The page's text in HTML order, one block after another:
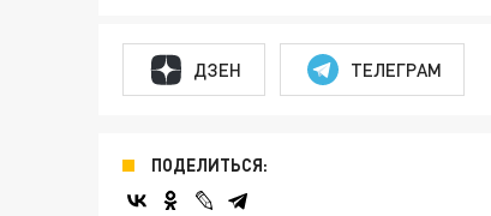
ДЗЕН ТЕЛЕГРАМ
ПОДЕЛИТЬСЯ: